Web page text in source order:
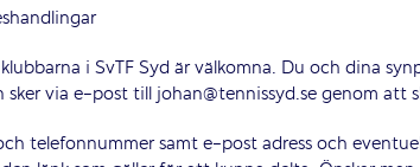
i SvTF Syd är välkomna. Du och dina
sker via e-post till johan@tennissyd.se genom
telefonnummer samt e-post adress och